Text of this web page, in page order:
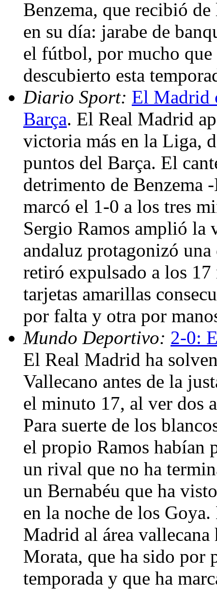
Benzema, que recibió
en su día: jarabe de
el fútbol, por mucho que
descubierto esta
Diario Sport: El Madrid
Barça. El Real Madrid
victoria más en la Liga,
puntos del Barça. El
detrimento de Benzema
marcó el 1-0 a los tres
Sergio Ramos amplió la
andaluz protagonizó una
retiró expulsado a los
tarjetas amarillas
por falta y otra por
Mundo Deportivo: 2-0:
El Real Madrid ha
Vallecano antes de la
el minuto 17, al ver dos
Para suerte de los
el propio Ramos habían
un rival que no ha
un Bernabéu que ha
en la noche de los
Madrid al área vallecana
Morata, que ha sido por
temporada y que ha